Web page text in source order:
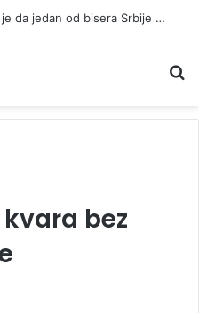
Macut u Vranjskoj Banji: Cilj je da jedan od bisera Srbije postane još jači centar banjskog turizma
bez